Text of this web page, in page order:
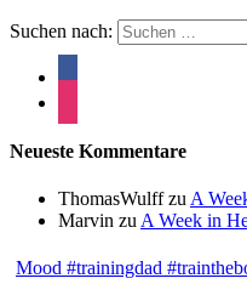
Suchen nach:
Neueste Kommentare
ThomasWulffzu A
Marvin zu A Week in
Mood #trainingdad